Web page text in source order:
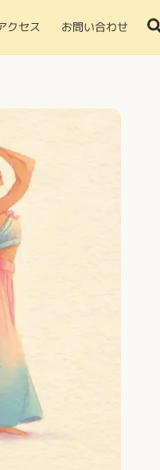
クセス お問い合わせ